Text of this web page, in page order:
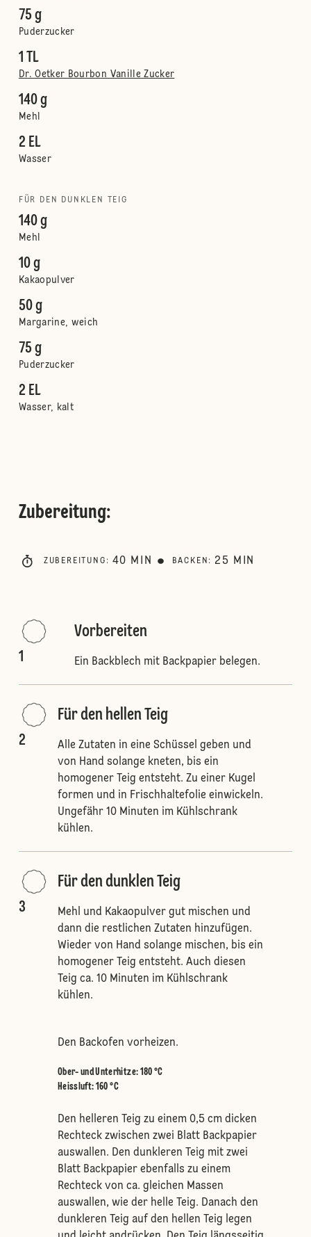
75 g
Puderzucker
1 TL
Dr. Oetker Bourbon Vanille Zucker
140 g
Mehl
2 EL
Wasser
FÜR DEN DUNKLEN TEIG
140 g
Mehl
10 g
Kakaopulver
50 g
Margarine, weich
75 g
Puderzucker
2 EL
Wasser, kalt
Zubereitung:
ZUBEREITUNG : 40 MIN BACKEN : 25 MIN
1
Vorbereiten
Ein Backblech mit Backpapier belegen.
2
Für den hellen Teig
Alle Zutaten in eine Schüssel geben und
von Hand solange kneten, bis ein
homogener Teig entsteht. Zu einer Kugel
formen und in Frischhaltefolie einwickeln.
Ungefähr 10 Minuten im Kühlschrank
kühlen.
3
Für den dunklen Teig
Mehl und Kakaopulver gut mischen und
dann die restlichen Zutaten hinzufügen.
Wieder von Hand solange mischen, bis ein
homogener Teig entsteht. Auch diesen
Teig ca. 10 Minuten im Kühlschrank
kühlen.
Den Backofen vorheizen.
Ober- und Unterhitze: 180 °C
Heissluft: 160 °C
Den helleren Teig zu einem 0,5 cm dicken
Rechteck zwischen zwei Blatt Backpapier
auswallen. Den dunkleren Teig mit zwei
Blatt Backpapier ebenfalls zu einem
Rechteck von ca. gleichen Massen
auswallen, wie der helle Teig. Danach den
dunkleren Teig auf den hellen Teig legen